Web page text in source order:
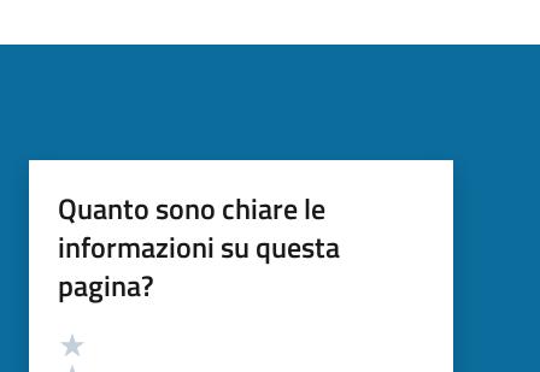
Quanto sono chiare le
informazioni su questa
pagina?
Valutazione